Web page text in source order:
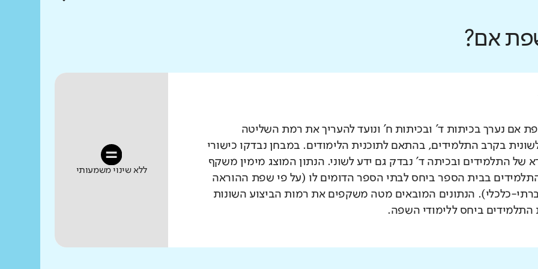
אם?
אם נערך בכיתות ד' ובכיתות ח' ונועד להעריך את רמת השליטה
לשונית בקרב התלמידים, בהתאם לתוכנית הלימודים. במבחן נבדקו כישורי
של התלמידים ובכיתה ד' נבדק גם ידע לשוני. הנתון המוצג מימין משקף
בבית הספר ביחס לבתי הספר הדומים לו (על פי שפת ההוראה
כלכלי). הנתונים המובאים מטה משקפים את רמות הביצוע השונות
התלמידים ביחס ללימודי השפה.
ללא שינוי משמעותי